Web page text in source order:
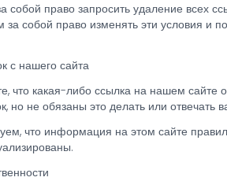
собой право запросить удаление всех
за собой право изменять эти условия и
с нашего сайта
что какая-либо ссылка на нашем
но не обязаны это делать или отвечать
что информация на этом сайте